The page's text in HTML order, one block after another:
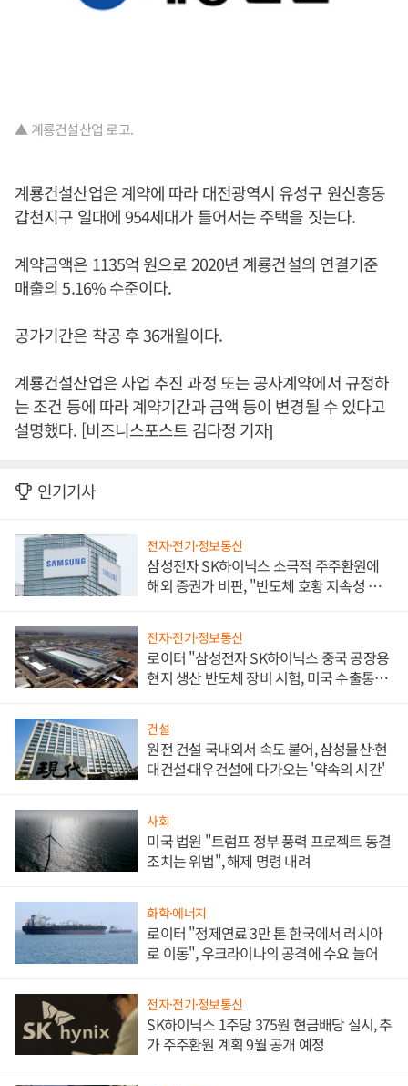
▲ 계룡건설산업 로고.
계룡건설산업은 계약에 따라 대전광역시 유성구 원신흥동
갑천지구 일대에 954세대가 들어서는 주택을 짓는다.
계약금액은 1135억 원으로 2020년 계룡건설의 연결기준
매출의 5.16% 수준이다.
공가기간은 착공 후 36개월이다.
계룡건설산업은 사업 추진 과정 또는 공사계약에서 규정하
는 조건 등에 따라 계약기간과 금액 등이 변경될 수 있다고
설명했다. [비즈니스포스트 김다정 기자]
인기기사
전자·전기·정보통신
삼성전자 SK하이닉스 소극적 주주환원에
해외 증권가 비판, "반도체 호황 지속성 의
전자·전기·정보통신
로이터 "삼성전자 SK하이닉스 중국 공장용
현지 생산 반도체 장비 시험, 미국 수출통제
건설
원전 건설 국내외서 속도 붙어, 삼성물산·현
대건설·대우건설에 다가오는 '약속의 시간'
사회
미국 법원 "트럼프 정부 풍력 프로젝트 동결
조치는 위법", 해제 명령 내려
화학·에너지
로이터 "정제연료 3만 톤 한국에서 러시아
로 이동", 우크라이나의 공격에 수요 늘어
전자·전기·정보통신
SK하이닉스 1주당 375원 현금배당 실시, 추
가 주주환원 계획 9월 공개 예정